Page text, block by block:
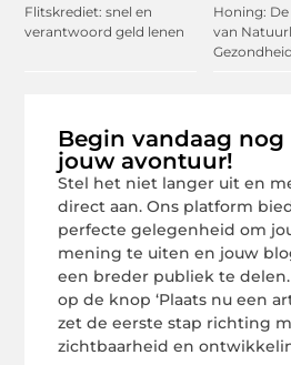
Flitskrediet: snel en
verantwoord geld lenen
Honing:
van
Begin vandaag nog
jouw avontuur!
Stel het niet langer uit en
direct aan. Ons platform
perfecte gelegenheid om
mening te uiten en jouw
een breder publiek te
op de knop ‘Plaats nu een
zet de eerste stap richting
zichtbaarheid en